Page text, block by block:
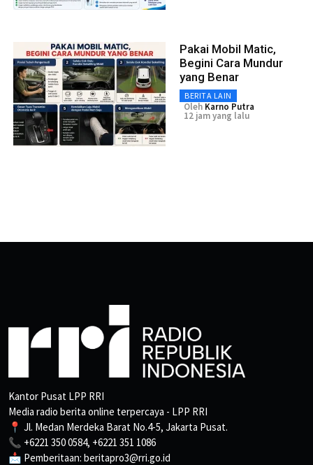
Pakai Mobil Matic,
Begini Cara Mundur
yang Benar
BERITA LAIN
Oleh Karno Putra
12 jam yang lalu
Kantor Pusat LPP RRI
Media radio berita online terpercaya - LPP RRI
📍 Jl. Medan Merdeka Barat No.4-5, Jakarta Pusat.
📞 +6221 350 0584, +6221 351 1086
📩 Pemberitaan: beritapro3@rri.go.id